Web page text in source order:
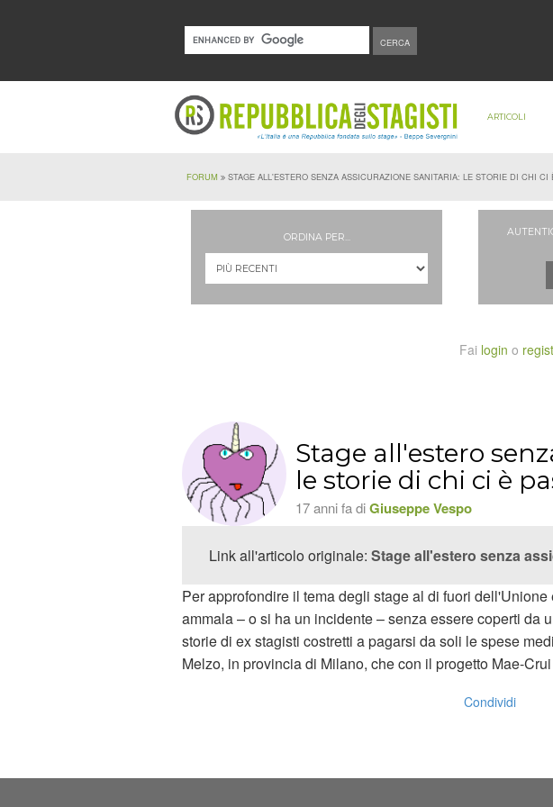
ARTICOLI
FORUM STAGE ALL'ESTERO SENZA ASSICURAZIONE SANITARIA: LE STORIE DI CHI CI
ORDINA PER...
Fai login o
Stage all'estero
le storie di chi ci è
17 anni fa diGiuseppe Vespo
Link all'articolo originale: Stage all'estero senza
Per approfondire il tema degli stage al di fuori
ammala – o si ha un incidente – senza essere coperti
storie di ex stagisti costretti a pagarsi da soli le spese
Melzo, in provincia di Milano, che con il progetto Mae-
Condividi